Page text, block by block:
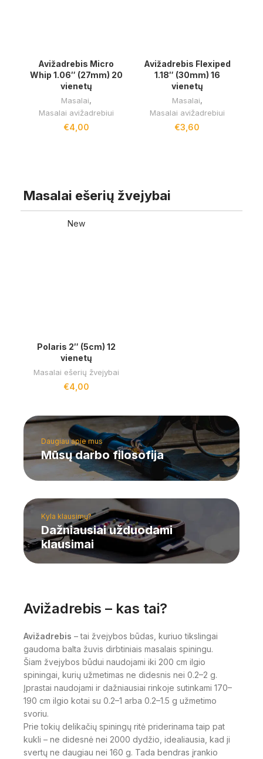
Avižadrebis Micro
Whip 1.06″ (27mm) 20
vienetų
Masalai,
Masalai avižadrebiui
€4,00
Avižadrebis Flexiped
1.18″ (30mm) 16
vienetų
Masalai,
Masalai avižadrebiui
€3,60
Masalai ešerių žvejybai
New
Polaris 2″ (5cm) 12
vienetų
Masalai ešerių žvejybai
€4,00
Daugiau apie mus
Mūsų darbo filosofija
Kyla klausimų?
Dažniausiai užduodami
klausimai
Avižadrebis – kas tai?
Avižadrebis – tai žvejybos būdas, kuriuo tikslingai
gaudoma balta žuvis dirbtiniais masalais spiningu.
Šiam žvejybos būdui naudojami iki 200 cm ilgio
spiningai, kurių užmetimas ne didesnis nei 0.2–2 g.
Įprastai naudojami ir dažniausiai rinkoje sutinkami 170–
190 cm ilgio kotai su 0.2–1 arba 0.2–1.5 g užmetimo
svoriu.
Prie tokių delikačių spiningų ritė priderinama taip pat
kukli – ne didesnė nei 2000 dydžio, idealiausia, kad ji
svertų ne daugiau nei 160 g. Tada bendras įrankio